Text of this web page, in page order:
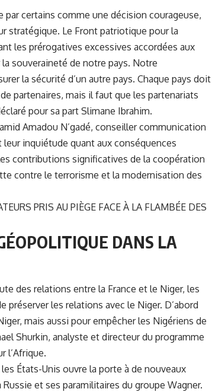
par certains comme une décision courageuse,
stratégique. Le Front patriotique pour la
les prérogatives excessives accordées aux
souveraineté de notre pays. Notre
la sécurité d’un autre pays. Chaque pays doit
partenaires, mais il faut que les partenariats
pour sa part Slimane Ibrahim.
Amadou N’gadé, conseiller communication
inquiétude quant aux conséquences
contributions significatives de la coopération
contre le terrorisme et la modernisation des
PRIS AU PIÈGE FACE À LA FLAMBÉE DES
DANS LA
des relations entre la France et le Niger, les
les relations avec le Niger. D’abord
mais aussi pour empêcher les Nigériens de
Shurkin, analyste et directeur du programme
l’Afrique.
États-Unis ouvre la porte à de nouveaux
et ses paramilitaires du groupe Wagner.